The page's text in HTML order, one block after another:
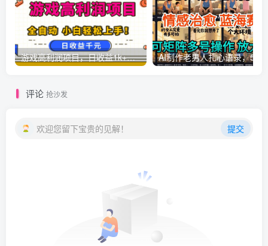
游戏高利润项目，日收益1k+，全自动，无需值守，解放双手，小白轻松上手【揭秘】
评论 抢沙发
欢迎您留下宝贵的见解！ 提交